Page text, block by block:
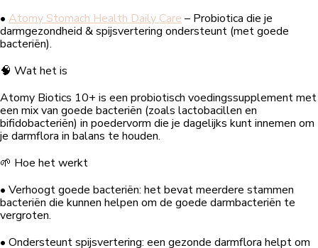
• Atomy Stomach Health Daily Care – Probiotica die je
darmgezondheid & spijsvertering ondersteunt (met goede
bacteriën).
🧠 Wat het is
Atomy Biotics 10+ is een probiotisch voedingssupplement met
een mix van goede bacteriën (zoals lactobacillen en
bifidobacteriën) in poedervorm die je dagelijks kunt innemen om
je darmflora in balans te houden.
🌱 Hoe het werkt
• Verhoogt goede bacteriën: het bevat meerdere stammen
bacteriën die kunnen helpen om de goede darmbacteriën te
vergroten.
• Ondersteunt spijsvertering: een gezonde darmflora helpt om